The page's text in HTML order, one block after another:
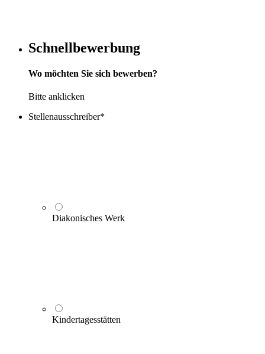
Schnellbewerbung
Wo möchten Sie sich bewerben?
Bitte anklicken
Stellenausschreiber*
Diakonisches Werk
Kindertagesstätten